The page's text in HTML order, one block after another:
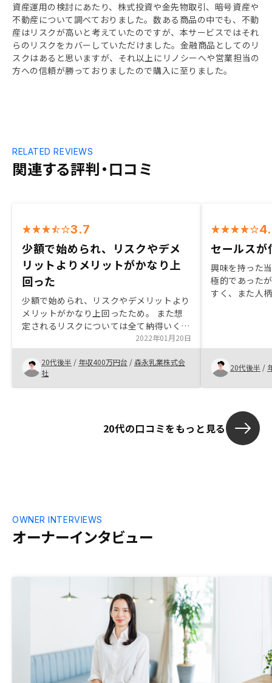
資産運用の検討にあたり、株式投資や金先物取引、暗号資産や
不動産について調べておりました。数ある商品の中でも、不動
産はリスクが高いと考えていたのですが、本サービスではそれ
らのリスクをカバーしていただけました。金融商品としてのリ
スクはあると思いますが、それ以上にリノシーへや営業担当の
方への信頼が勝っておりましたので購入に至りました。
関連する評判・口コミ
RELATED REVIEWS
3.7
少額で始められ、リスクやデメ
リットよりメリットがかなり上
回った
少額で始められ、リスクやデメリットより
メリットがかなり上回ったため。 また想
定されるリスクについては全て納得いく説
明がされたため。 メリットではリノベー
ションなどまで幅広くサポートが行き届い
てる点や生命保険代わりにもなる点が特に
良かった。ノルマや決算に追われている感
やプランの割引が人によって紹介の有無が
2022年01月20日
20代後半 / 年収400万円台 / 森永乳業株式会
社
セールスが
興味を持った
極的であった
すく、また人
20代後半 /
20代の口コミをもっと見る
オーナーインタビュー
OWNER INTERVIEWS